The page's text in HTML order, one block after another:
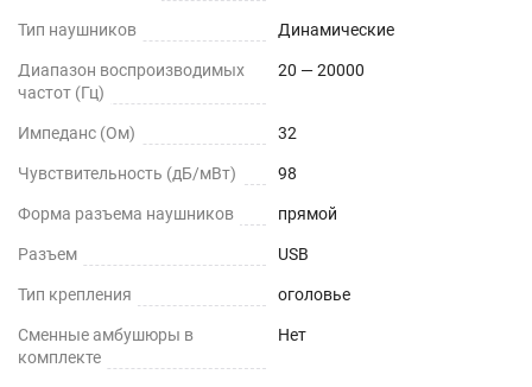
Тип наушников Динамические
Диапазон воспроизводимых
частот (Гц)
20 — 20000
Импеданс (Ом) 32
Чувствительность (дБ/мВт) 98
Форма разъема наушников прямой
Разъем USB
Тип крепления оголовье
Сменные амбушюры в
комплекте
Нет